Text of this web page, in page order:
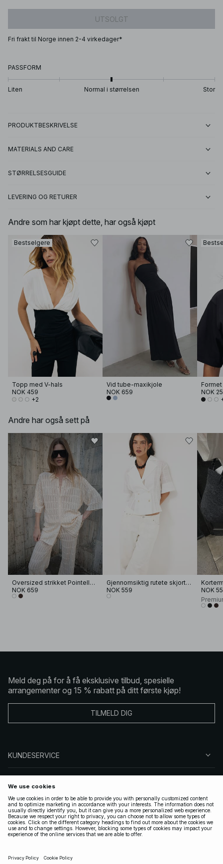
UTSOLGT
Fri frakt til Norge innen 2-4 virkedager*
PASSFORM
Liten Normal i størrelsen Stor
PRODUKTBESKRIVELSE
MATERIALS AND CARE
STØRRELSESGUIDE
LEVERING OG RETURER
Andre som har kjøpt dette, har også kjøpt
Bestselgere
Topp med V-hals
NOK 459
+2
Vid tube-maxikjole
NOK 659
NOK
Andre har også sett på
Oversized strikket Pointelle skjorte
NOK 659
Gjennomsiktig rutete skjorte med korte ermer
NOK 559
NOK
Meld deg på for å få eksklusive tilbud, spesielle
arrangementer og 15 % rabatt på ditt første kjøp!
TILMELD DIG
KUNDESERVICE
FØLG OSS
LOVLIG